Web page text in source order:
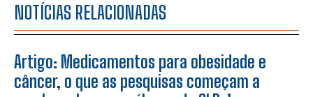
NOTÍCIAS RELACIONADAS
Artigo: Medicamentos para obesidade e
câncer, o que as pesquisas começam a